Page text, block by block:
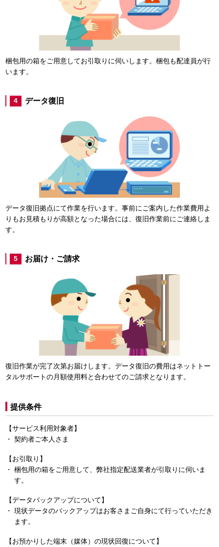
梱包用の箱をご用意してお引取りに伺いします。梱包も配達員が行
います。
4 データ復旧
データ復旧拠点にて作業を行います。事前にご案内した作業費用よ
りもお見積もりが高額となった場合には、復旧作業前にご連絡しま
す。
5 お届け・ご請求
復旧作業が完了次第お届けします。データ復旧の費用はネットトー
タルサポートの月額使用料と合わせてのご請求となります。
提供条件
【サービス利用対象者】
契約者ご本人さま
【お引取り】
梱包用の箱をご用意して、弊社指定配送業者が引取りに伺いま
す。
【データバックアップについて】
現状データのバックアップはお客さまご自身にて行っていただき
ます。
【お預かりした端末（媒体）の現状回復について】